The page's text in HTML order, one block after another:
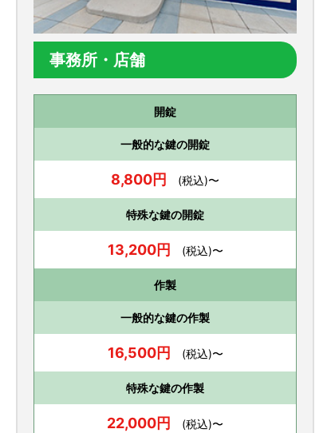
事務所・店舗
開錠
一般的な鍵の開錠
8,800円 (税込)〜
特殊な鍵の開錠
13,200円 (税込)〜
作製
一般的な鍵の作製
16,500円 (税込)〜
特殊な鍵の作製
22,000円 (税込)〜